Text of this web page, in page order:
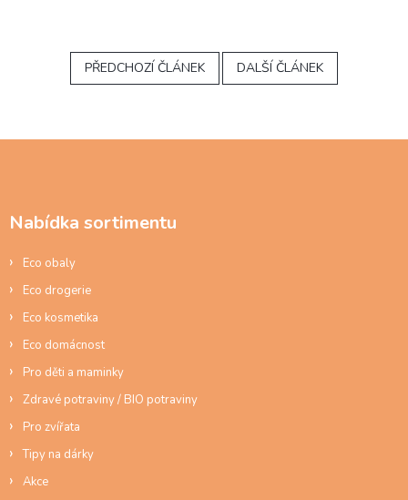
PŘEDCHOZÍ ČLÁNEK DALŠÍ ČLÁNEK
Nabídka sortimentu
Eco obaly
Eco drogerie
Eco kosmetika
Eco domácnost
Pro děti a maminky
Zdravé potraviny / BIO potraviny
Pro zvířata
Tipy na dárky
Akce